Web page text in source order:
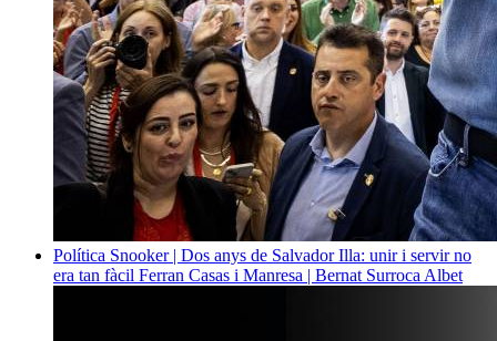
Política Snooker | Dos anys de Salvador Illa: unir i servir no
era tan fàcil Ferran Casas i Manresa | Bernat Surroca Albet